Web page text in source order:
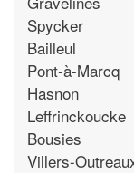
Spycker
Bailleul
Pont-à-Marcq
Hasnon
Leffrinckoucke
Bousies
Villers-